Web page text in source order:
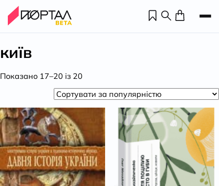
київ
Показано 17–20 із 20
популярністю